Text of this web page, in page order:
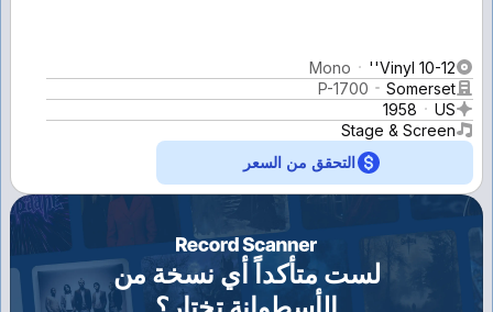
Vinyl 10-12''
Mono
Somerset
P-1700
US
1958
Stage & Screen
التحقق من السعر
لست متأكداً أي نسخة من